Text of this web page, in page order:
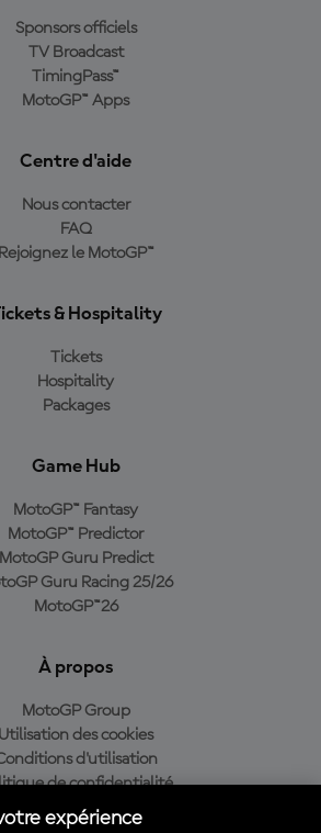
Sponsors officiels
TV Broadcast
TimingPass™
MotoGP™ Apps
Centre d'aide
Nous contacter
FAQ
Rejoignez le MotoGP™
& Hospitality
Tickets
Hospitality
Packages
Game Hub
MotoGP™ Fantasy
MotoGP™ Predictor
MotoGP Guru Predict
Guru Racing 25/26
MotoGP™26
À propos
MotoGP Group
Utilisation des cookies
d'utilisation
de confidentialité
Politique d’achat
expérience